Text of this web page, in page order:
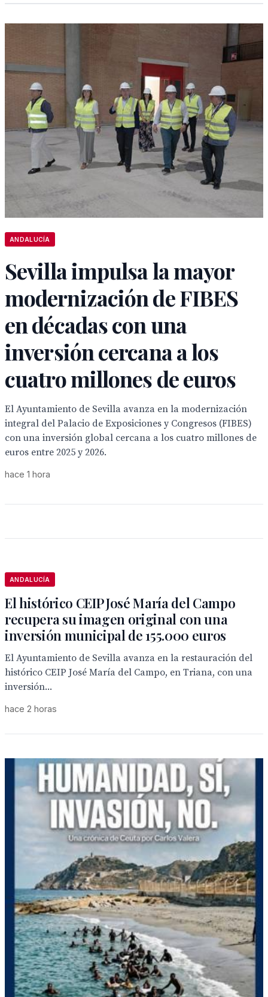
ANDALUCÍA
Sevilla impulsa la mayor
modernización de FIBES
en décadas con una
inversión cercana a los
cuatro millones de euros
El Ayuntamiento de Sevilla avanza en la modernización
integral del Palacio de Exposiciones y Congresos (FIBES)
con una inversión global cercana a los cuatro millones de
euros entre 2025 y 2026.
hace 1 hora
ANDALUCÍA
El histórico CEIP José María del Campo
recupera su imagen original con una
inversión municipal de 155.000 euros
El Ayuntamiento de Sevilla avanza en la restauración del
histórico CEIP José María del Campo, en Triana, con una
inversión...
hace 2 horas